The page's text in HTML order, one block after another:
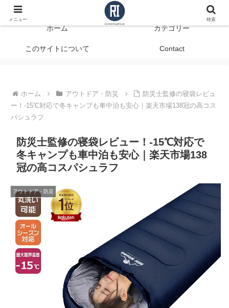
データで見る、本当に役立つ商品レビュー
ホーム カテゴリー
このサイトについて Contact
ホーム アウトドア・防災
防災士監修の寝袋レビュ
ー！-15℃対応で冬キャンプも車中泊も安心｜楽天市場138冠の高コス
パシュラフ
防災士監修の寝袋レビュー！-15℃対応で
冬キャンプも車中泊も安心｜楽天市場138
冠の高コスパシュラフ
アウトドア・防災
メニュー 検索